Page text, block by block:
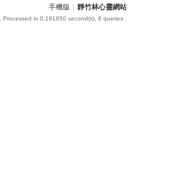
手機版 靜竹林心靈網站
, Processed in 0.191850 second(s), 8 queries .